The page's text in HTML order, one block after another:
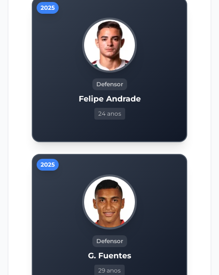
2025
Defensor
Felipe Andrade
24 anos
2025
Defensor
G. Fuentes
29 anos